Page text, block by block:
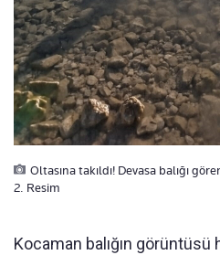
Oltasına takıldı! Devasa balığı
2. Resim
Kocaman balığın görüntüsü